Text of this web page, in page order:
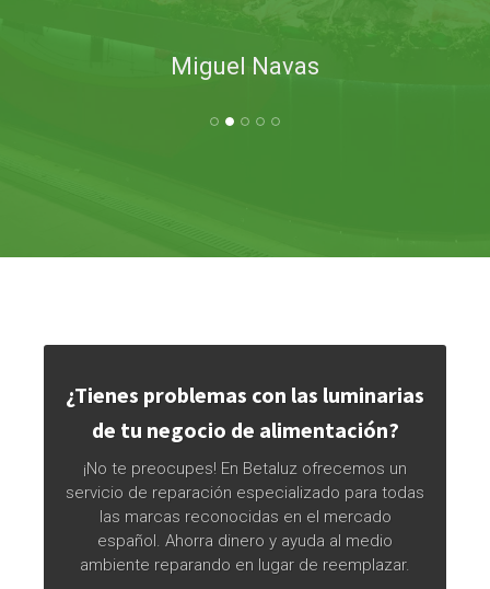
Miguel Navas
¿Tienes problemas con las luminarias
de tu negocio de alimentación?
¡No te preocupes! En Betaluz ofrecemos un
servicio de reparación especializado para todas
las marcas reconocidas en el mercado
español. Ahorra dinero y ayuda al medio
ambiente reparando en lugar de reemplazar.